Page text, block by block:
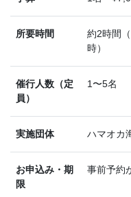
所要時間
約2時間
時）
催行人数（定
員）
1〜5名
実施団体 ハマオカ
お申込み・期
限
事前予約